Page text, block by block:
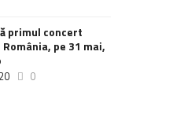
primul concert
pe 31 mai,
0